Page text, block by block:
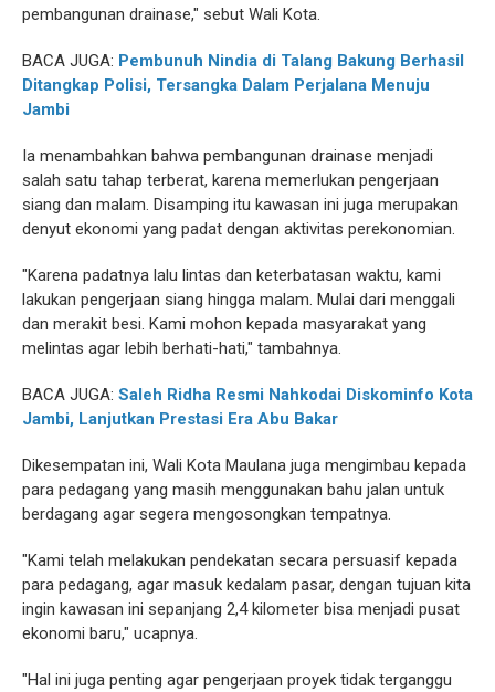
pembangunan drainase," sebut Wali Kota.
BACA JUGA: Pembunuh Nindia di Talang Bakung Berhasil
Ditangkap Polisi, Tersangka Dalam Perjalana Menuju
Jambi
Ia menambahkan bahwa pembangunan drainase menjadi
salah satu tahap terberat, karena memerlukan pengerjaan
siang dan malam. Disamping itu kawasan ini juga merupakan
denyut ekonomi yang padat dengan aktivitas perekonomian.
"Karena padatnya lalu lintas dan keterbatasan waktu, kami
lakukan pengerjaan siang hingga malam. Mulai dari menggali
dan merakit besi. Kami mohon kepada masyarakat yang
melintas agar lebih berhati-hati," tambahnya.
BACA JUGA: Saleh Ridha Resmi Nahkodai Diskominfo Kota
Jambi, Lanjutkan Prestasi Era Abu Bakar
Dikesempatan ini, Wali Kota Maulana juga mengimbau kepada
para pedagang yang masih menggunakan bahu jalan untuk
berdagang agar segera mengosongkan tempatnya.
"Kami telah melakukan pendekatan secara persuasif kepada
para pedagang, agar masuk kedalam pasar, dengan tujuan kita
ingin kawasan ini sepanjang 2,4 kilometer bisa menjadi pusat
ekonomi baru," ucapnya.
"Hal ini juga penting agar pengerjaan proyek tidak terganggu